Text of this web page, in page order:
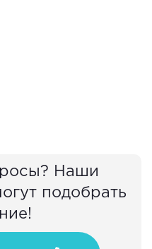
Наши
подобрать